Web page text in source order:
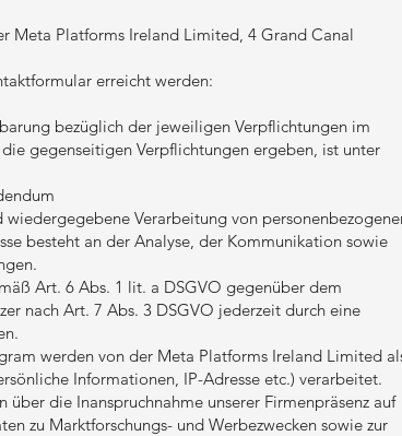
Meta Platforms Ireland Limited, 4 Grand Canal
erreicht werden:
bezüglich der jeweiligen Verpflichtungen im
gegenseitigen Verpflichtungen ergeben, ist unter
Verarbeitung von
besteht an der Analyse, der Kommunikation sowie
Art. 6 Abs. 1 lit. a DSGVO gegenüber dem
nach Art. 7 Abs. 3 DSGVO jederzeit durch eine
werden von der Meta Platforms Ireland Limited
Informationen, IP-Adresse etc.) verarbeitet.
die Inanspruchnahme unserer Firmenpräsenz auf
zu Marktforschungs- und Werbezwecken sowie zur